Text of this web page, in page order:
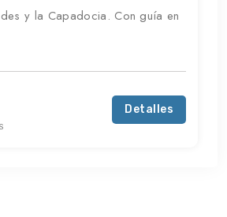
y la Capadocia. Con guía en
Detalles